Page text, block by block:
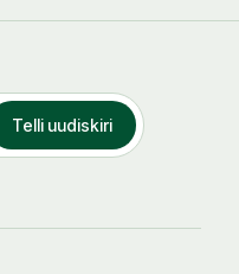
Telli uudiskiri